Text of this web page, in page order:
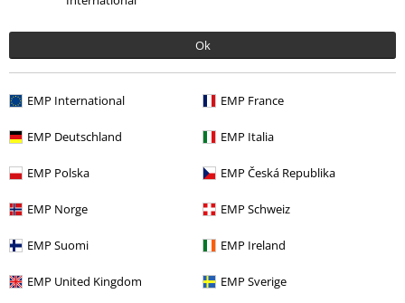
Ok
EMP International EMP France
EMP Deutschland EMP Italia
EMP Polska EMP Česká Republika
EMP Norge EMP Schweiz
EMP Suomi EMP Ireland
EMP United Kingdom EMP Sverige
Ropa Calcetines & Medias Calcetines
Películas & TV Películas & TV Series TV Ropa
Gaming Ropa Calcetines & Medias
E-mail Newsletter
¡Cheque regalo del 15% de descuento,
suscríbete ahora!
Más